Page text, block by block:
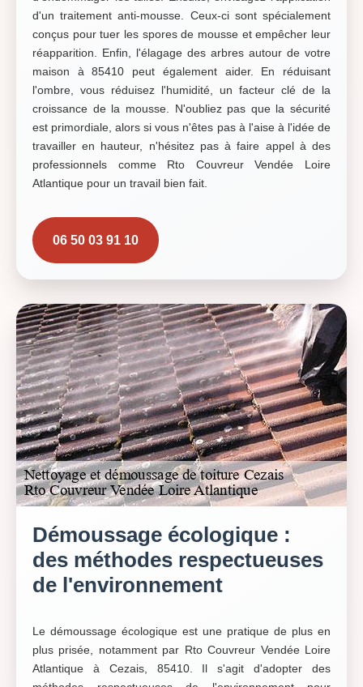
d'un traitement anti-mousse. Ceux-ci sont spécialement
conçus pour tuer les spores de mousse et empêcher leur
réapparition. Enfin, l'élagage des arbres autour de votre
maison à 85410 peut également aider. En réduisant
l'ombre, vous réduisez l'humidité, un facteur clé de la
croissance de la mousse. N'oubliez pas que la sécurité
est primordiale, alors si vous n'êtes pas à l'aise à l'idée de
travailler en hauteur, n'hésitez pas à faire appel à des
professionnels comme Rto Couvreur Vendée Loire
Atlantique pour un travail bien fait.
06 50 03 91 10
Démoussage écologique :
des méthodes respectueuses
de l'environnement
Le démoussage écologique est une pratique de plus en
plus prisée, notamment par Rto Couvreur Vendée Loire
Atlantique à Cezais, 85410. Il s'agit d'adopter des